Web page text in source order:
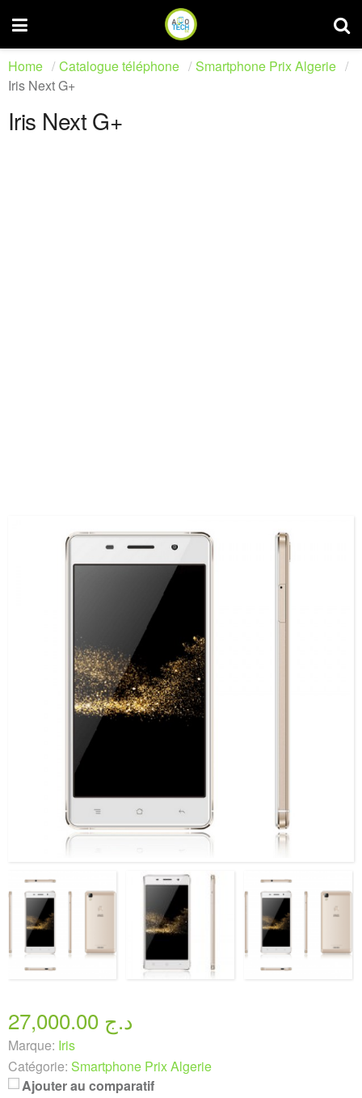
Home Catalogue téléphone
Smartphone Prix Algerie
Iris Next G+
Iris Next G+
27,000.00 د.ج
Marque: Iris
Catégorie: Smartphone Prix Algerie
Ajouter au comparatif